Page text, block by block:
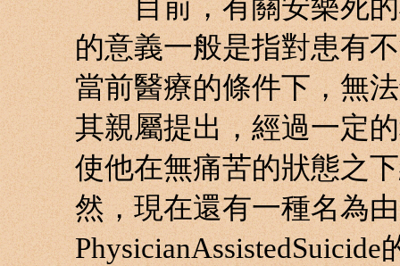
目前，有關安樂死的
的意義一般是指對患有
當前醫療的條件下，無
其親屬提出，經過一定
使他在無痛苦的狀態之
然，現在還有一種名為